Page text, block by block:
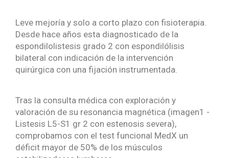
Leve mejoría y solo a corto plazo con fisioterapia.
Desde hace años esta diagnosticado de la
espondilolistesis grado 2 con espondilólisis
bilateral con indicación de la intervención
quirúrgica con una fijación instrumentada.
Tras la consulta médica con exploración y
valoración de su resonancia magnética (imagen1 -
Listesis L5-S1 gr 2 con estenosis severa),
comprobamos con el test funcional MedX un
déficit mayor de 50% de los músculos